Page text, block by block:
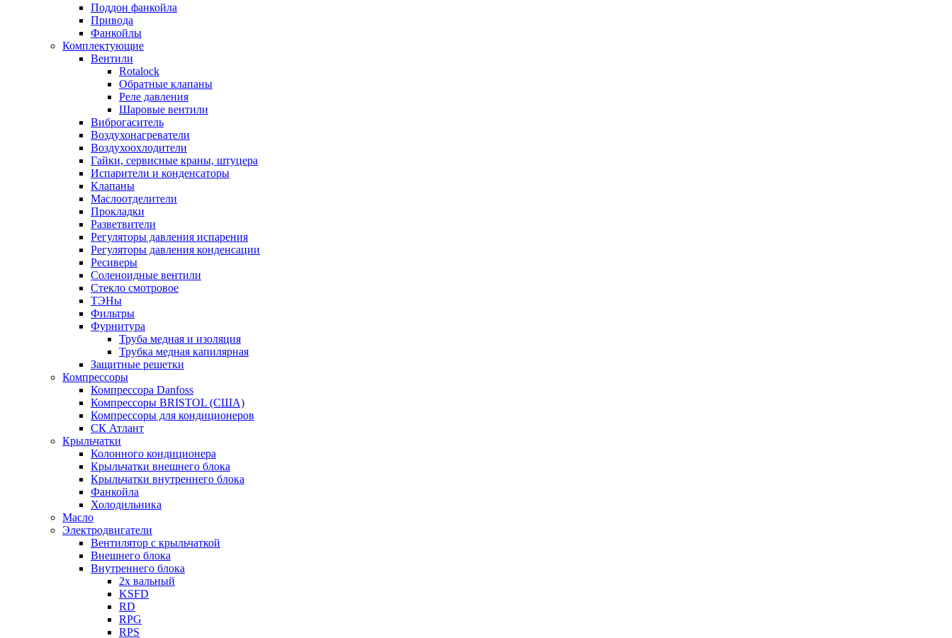
Поддон фанкойла
Привода
Фанкойлы
Комплектующие
Вентили
Rotalock
Обратные клапаны
Реле давления
Шаровые вентили
Виброгаситель
Воздухонагреватели
Воздухоохлодители
Гайки, сервисные краны, штуцера
Испарители и конденсаторы
Клапаны
Маслоотделители
Прокладки
Разветвители
Регуляторы давления испарения
Регуляторы давления конденсации
Ресиверы
Соленоидные вентили
Стекло смотровое
ТЭНы
Фильтры
Фурнитура
Труба медная и изоляция
Трубка медная капилярная
Защитные решетки
Компрессоры
Компрессора Danfoss
Компрессоры BRISTOL (США)
Компрессоры для кондиционеров
СК Атлант
Крыльчатки
Колонного кондиционера
Крыльчатки внешнего блока
Крыльчатки внутреннего блока
Фанкойла
Холодильника
Масло
Электродвигатели
Вентилятор с крыльчаткой
Внешнего блока
Внутреннего блока
2х вальный
KSFD
RD
RPG
RPS